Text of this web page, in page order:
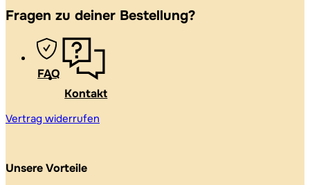
Fragen zu deiner Bestellung?
FAQ
Kontakt
Vertrag widerrufen
Unsere Vorteile